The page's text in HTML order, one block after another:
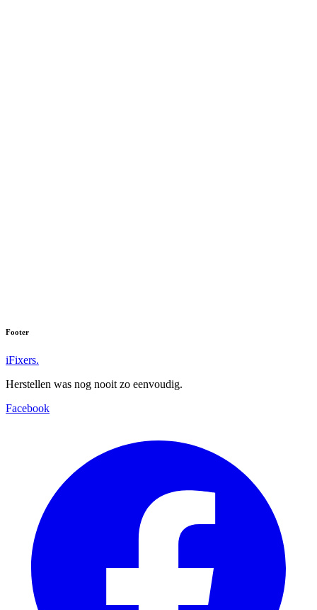
Footer
iFixers.
Herstellen was nog nooit zo eenvoudig.
Facebook